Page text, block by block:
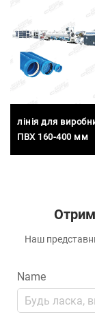
лінія для
ПВХ 160-400 мм
Наш
Name